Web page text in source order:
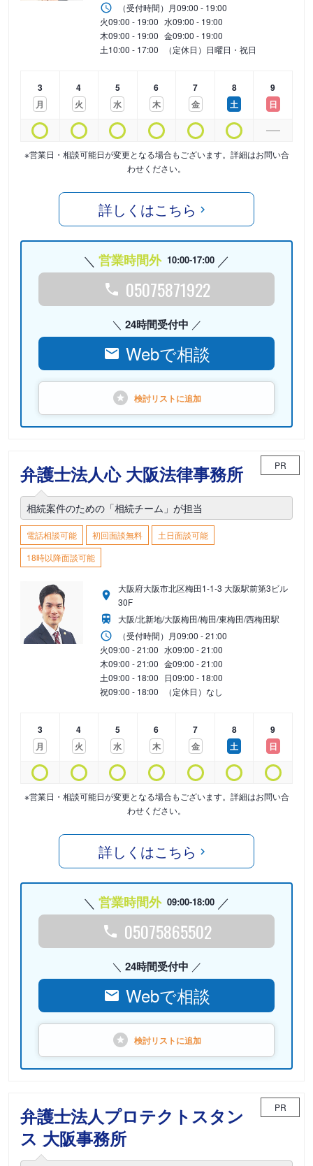
（受付時間） 月09:00 - 19:00
火09:00 - 19:00 水09:00 - 19:00
木09:00 - 19:00 金09:00 - 19:00
土10:00 - 17:00 （定休日）日曜日・祝日
3
月
4
火
5
水
6
木
7
金
8
土
9
日
※営業日・相談可能日が変更となる場合もございます。詳細はお問い合
わせください。
詳しくはこちら
営業時間外 10:00-17:00
05075871922
24時間受付中
Webで相談
検討リストに追加
弁護士法人心 大阪法律事務所 PR
相続案件のための「相続チーム」が担当
電話相談可能 初回面談無料
土日面談可能
18時以降面談可能
大阪府大阪市北区梅田1-1-3 大阪駅前第3ビル
30F
大阪/北新地/大阪梅田/梅田/東梅田/西梅田駅
（受付時間） 月09:00 - 21:00
火09:00 - 21:00 水09:00 - 21:00
木09:00 - 21:00 金09:00 - 21:00
土09:00 - 18:00 日09:00 - 18:00
祝09:00 - 18:00 （定休日）なし
3
月
4
火
5
水
6
木
7
金
8
土
9
日
※営業日・相談可能日が変更となる場合もございます。詳細はお問い合
わせください。
詳しくはこちら
営業時間外 09:00-18:00
05075865502
24時間受付中
Webで相談
検討リストに追加
弁護士法人プロテクトスタン
ス 大阪事務所
PR